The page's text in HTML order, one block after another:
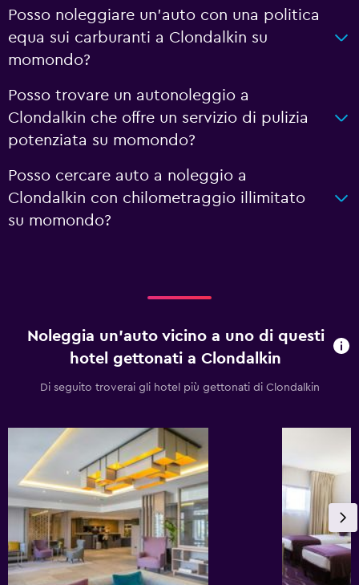
Posso noleggiare un'auto con una politica
equa sui carburanti a Clondalkin su
momondo?
Posso trovare un autonoleggio a
Clondalkin che offre un servizio di pulizia
potenziata su momondo?
Posso cercare auto a noleggio a
Clondalkin con chilometraggio illimitato
su momondo?
Noleggia un'auto vicino a uno di questi
hotel gettonati a Clondalkin
Di seguito troverai gli hotel più gettonati di Clondalkin